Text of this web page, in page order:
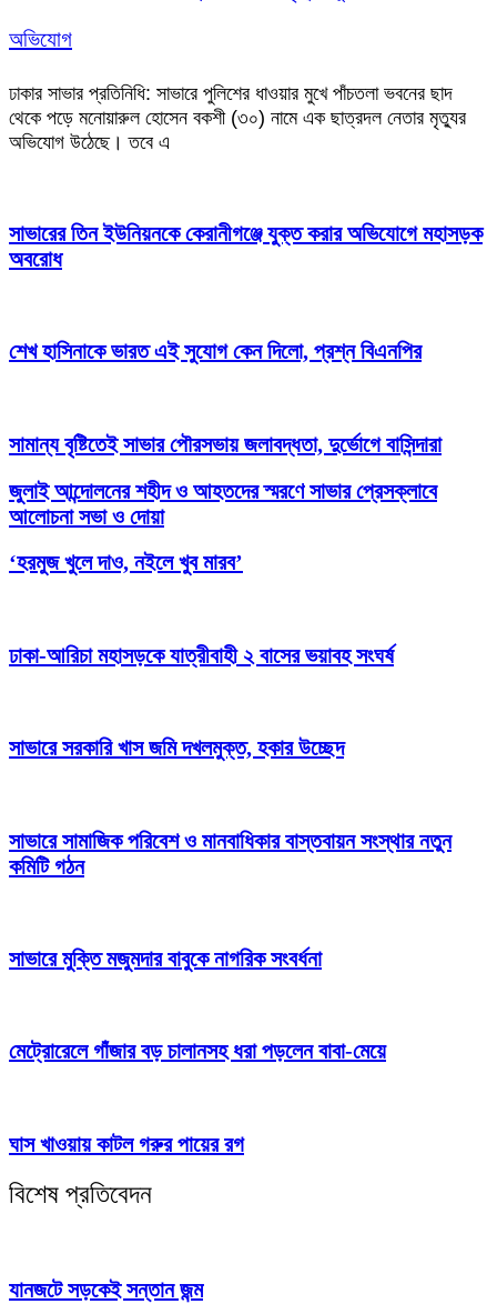
অভিযোগ
ঢাকার সাভার প্রতিনিধি: সাভারে পুলিশের ধাওয়ার মুখে পাঁচতলা ভবনের ছাদ
থেকে পড়ে মনোয়ারুল হোসেন বকশী (৩০) নামে এক ছাত্রদল নেতার মৃত্যুর
অভিযোগ উঠেছে। তবে এ
সাভারের তিন ইউনিয়নকে কেরানীগঞ্জে যুক্ত করার অভিযোগে মহাসড়ক
অবরোধ
শেখ হাসিনাকে ভারত এই সুযোগ কেন দিলো, প্রশ্ন বিএনপির
সামান্য বৃষ্টিতেই সাভার পৌরসভায় জলাবদ্ধতা, দুর্ভোগে বাসিন্দারা
জুলাই আন্দোলনের শহীদ ও আহতদের স্মরণে সাভার প্রেসক্লাবে
আলোচনা সভা ও দোয়া
‘হরমুজ খুলে দাও, নইলে খুব মারব’
ঢাকা-আরিচা মহাসড়কে যাত্রীবাহী ২ বাসের ভয়াবহ সংঘর্ষ
সাভারে সরকারি খাস জমি দখলমুক্ত, হকার উচ্ছেদ
সাভারে সামাজিক পরিবেশ ও মানবাধিকার বাস্তবায়ন সংস্থার নতুন
কমিটি গঠন
সাভারে মুক্তি মজুমদার বাবুকে নাগরিক সংবর্ধনা
মেট্রোরেলে গাঁজার বড় চালানসহ ধরা পড়লেন বাবা-মেয়ে
ঘাস খাওয়ায় কাটল গরুর পায়ের রগ
বিশেষ প্রতিবেদন
যানজটে সড়কেই সন্তান জন্ম